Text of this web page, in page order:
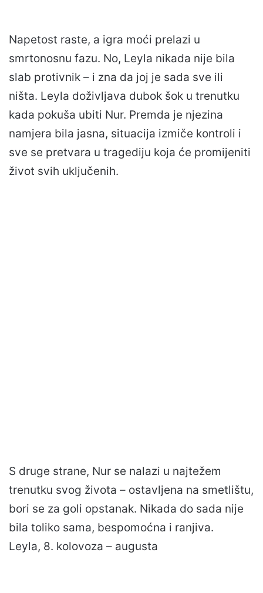
Napetost raste, a igra moći prelazi u
smrtonosnu fazu. No, Leyla nikada nije bila
slab protivnik – i zna da joj je sada sve ili
ništa. Leyla doživljava dubok šok u trenutku
kada pokuša ubiti Nur. Premda je njezina
namjera bila jasna, situacija izmiče kontroli i
sve se pretvara u tragediju koja će promijeniti
život svih uključenih.
S druge strane, Nur se nalazi u najtežem
trenutku svog života – ostavljena na smetlištu,
bori se za goli opstanak. Nikada do sada nije
bila toliko sama, bespomoćna i ranjiva.
Leyla, 8. kolovoza – augusta